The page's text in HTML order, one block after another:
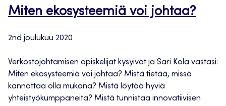
Miten ekosysteemiä voi johtaa?
2nd joulukuu 2020
Verkostojohtamisen opiskelijat kysyivät ja Sari Kola vastasi:
Miten ekosysteemiä voi johtaa? Mistä tietää, missä
kannattaa olla mukana? Mistä löytää hyviä
yhteistyökumppaneita? Mistä tunnistaa innovatiivisen